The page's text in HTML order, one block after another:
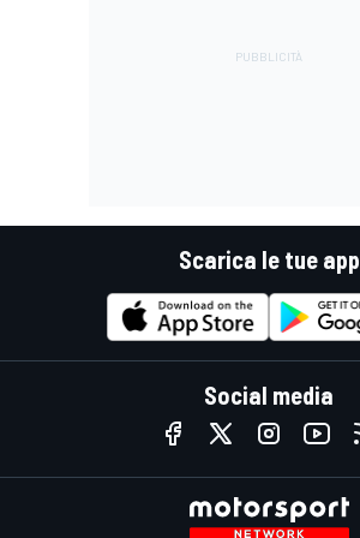
Scarica le tue app
Social media